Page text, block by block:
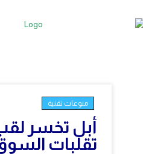
منوعات تقنية
أبل تخسر
تقلبات